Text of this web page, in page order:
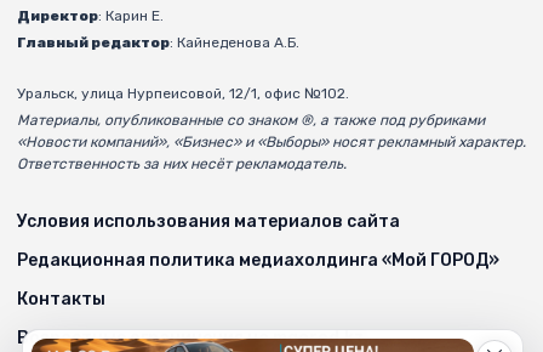
Директор: Карин Е.
Главный редактор: Кайнеденова А.Б.
Уральск, улица Нурпеисовой, 12/1, офис №102.
Материалы, опубликованные со знаком ®, а также под рубриками
«Новости компаний», «Бизнес» и «Выборы» носят рекламный характер.
Ответственность за них несёт рекламодатель.
Условия использования материалов сайта
Редакционная политика медиахолдинга «Мой ГОРОД»
Контакты
Возрастные ограничения на mgorod.kz